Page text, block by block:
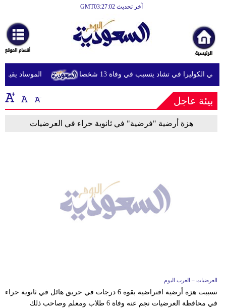
آخر تحديث GMT03:27:02
أخبارعاجلة
رياضة
ثقافة
إقتصاد
إعلام
الموساد يقيل الكوليرا في تشاد يتسبب في وفاة 13 شخصا
بيئة عاجل
هزة أرضية "فرضية" في ثانوية حراء في العرضيات
العرضيات – العرب اليوم
تسببت هزة أرضية افتراضية بقوة 6 درجات في حريق هائل في ثانوية حراء
في محافظة العرضيات نجم عنه وفاة 6 طلاب ومعلم وصاحب ذلك